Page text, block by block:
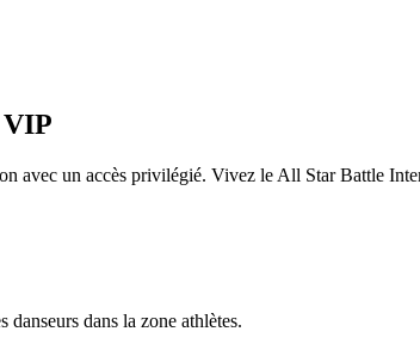
VIP
avec un accès privilégié. Vivez le All Star Battle
danseurs dans la zone athlètes.